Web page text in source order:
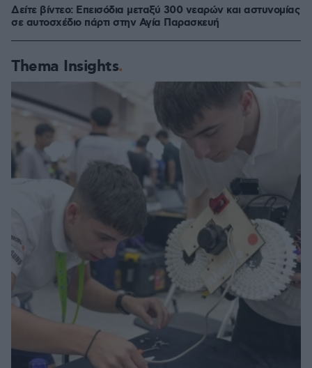
Δείτε βίντεο: Επεισόδια μεταξύ 300 νεαρών και αστυνομίας
σε αυτοσχέδιο πάρτι στην Αγία Παρασκευή
Thema Insights